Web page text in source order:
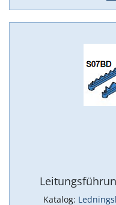
Katalog: